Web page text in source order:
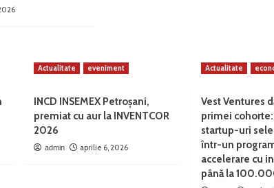
Actualitate eveniment
INCD INSEMEX Petroșani,
premiat cu aur la INVENTCOR
2026
admin aprilie 6, 2026
Actualitate
Vest Ventures
primei
startup-uri
într-un
accelerare cu
până la